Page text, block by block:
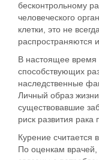
бесконтрольному
человеческого
клетки, это не
распространяются
В настоящее время
способствующих
наследственные
Личный образ
существовавшие
риск развития рака
Курение
По оценкам